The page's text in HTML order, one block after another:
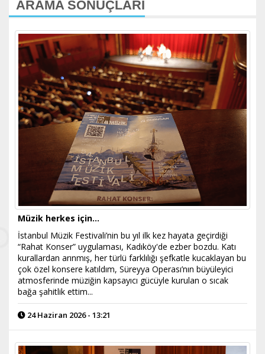
ARAMA SONUÇLARI
Müzik herkes için...
İstanbul Müzik Festivali’nin bu yıl ilk kez hayata geçirdiği
“Rahat Konser” uygulaması, Kadıköy'de ezber bozdu. Katı
kurallardan arınmış, her türlü farklılığı şefkatle kucaklayan bu
çok özel konsere katıldım, Süreyya Operası’nın büyüleyici
atmosferinde müziğin kapsayıcı gücüyle kurulan o sıcak
bağa şahitlik ettim...
24 Haziran 2026 - 13:21